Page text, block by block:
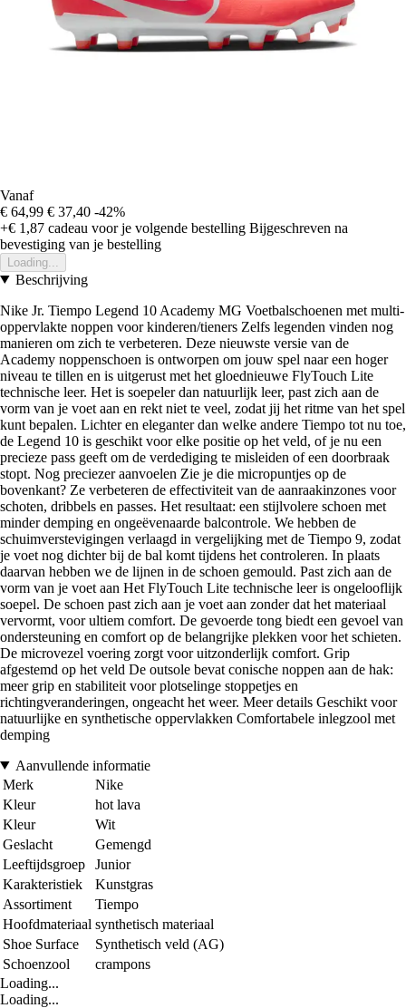
Vanaf
€ 64,99 € 37,40 -42%
+€ 1,87 cadeau voor je volgende bestelling Bijgeschreven na
bevestiging van je bestelling
Loading...
Beschrijving
Nike Jr. Tiempo Legend 10 Academy MG Voetbalschoenen met multi-
oppervlakte noppen voor kinderen/tieners Zelfs legenden vinden nog
manieren om zich te verbeteren. Deze nieuwste versie van de
Academy noppenschoen is ontworpen om jouw spel naar een hoger
niveau te tillen en is uitgerust met het gloednieuwe FlyTouch Lite
technische leer. Het is soepeler dan natuurlijk leer, past zich aan de
vorm van je voet aan en rekt niet te veel, zodat jij het ritme van het spel
kunt bepalen. Lichter en eleganter dan welke andere Tiempo tot nu toe,
de Legend 10 is geschikt voor elke positie op het veld, of je nu een
precieze pass geeft om de verdediging te misleiden of een doorbraak
stopt. Nog preciezer aanvoelen Zie je die micropuntjes op de
bovenkant? Ze verbeteren de effectiviteit van de aanraakinzones voor
schoten, dribbels en passes. Het resultaat: een stijlvolere schoen met
minder demping en ongeëvenaarde balcontrole. We hebben de
schuimverstevigingen verlaagd in vergelijking met de Tiempo 9, zodat
je voet nog dichter bij de bal komt tijdens het controleren. In plaats
daarvan hebben we de lijnen in de schoen gemould. Past zich aan de
vorm van je voet aan Het FlyTouch Lite technische leer is ongelooflijk
soepel. De schoen past zich aan je voet aan zonder dat het materiaal
vervormt, voor ultiem comfort. De gevoerde tong biedt een gevoel van
ondersteuning en comfort op de belangrijke plekken voor het schieten.
De microvezel voering zorgt voor uitzonderlijk comfort. Grip
afgestemd op het veld De outsole bevat conische noppen aan de hak:
meer grip en stabiliteit voor plotselinge stoppetjes en
richtingveranderingen, ongeacht het weer. Meer details Geschikt voor
natuurlijke en synthetische oppervlakken Comfortabele inlegzool met
demping
Aanvullende informatie
Merk
Nike
Kleur
hot lava
Kleur
Wit
Geslacht
Gemengd
Leeftijdsgroep
Junior
Karakteristiek
Kunstgras
Assortiment
Tiempo
Hoofdmateriaal synthetisch materiaal
Shoe Surface
Synthetisch veld (AG)
Schoenzool
crampons
Loading...
Loading...